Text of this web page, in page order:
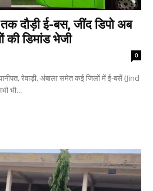
दौड़ी ई-बस, जींद डिपो अब
की डिमांड भेजी
0
रेवाड़ी, अंबाला समेत कई जिलों में ई-बसें (Jind
भी...